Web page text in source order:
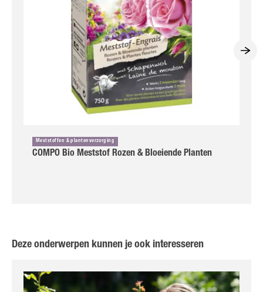
Meststoffen & plantenverzorging
COMPO Bio Meststof Rozen & Bloeiende Planten
Deze onderwerpen kunnen je ook interesseren